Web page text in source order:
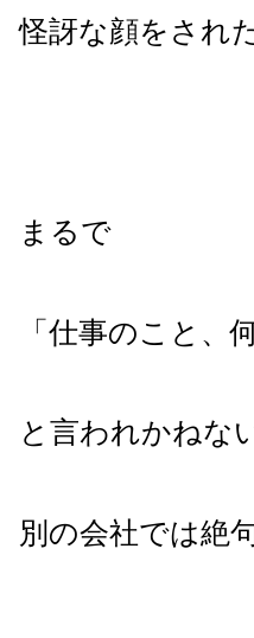
怪訝な顔をされ
まるで
「仕事のこと
と言われかねな
別の会社では絶